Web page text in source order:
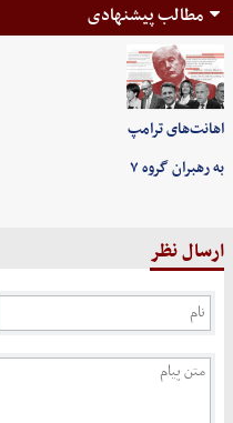
مطالب پیشنهادی
اهانت‌های ترامپ
به رهبران گروه ۷
ارسال نظر